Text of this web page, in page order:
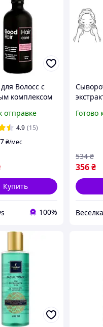
Волосс с
комплексом
Good
Activa )
мл
отправке
4.9 (15)
₴/мес
Купить
100%
типов
Готово
356₴
534 ₴
Веселка